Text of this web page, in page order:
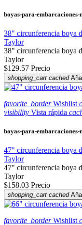
boyas-para-embarcaciones-
38" circunferencia boya
Taylor
38" circunferencia boya
Taylor
$129.57 Precio
shopping_cart cached
favorite_border Wishlist
visibility Vista rápida
boyas-para-embarcaciones-
47" circunferencia boya
Taylor
47" circunferencia boya
Taylor
$158.03 Precio
shopping_cart cached
favorite_border Wishlist